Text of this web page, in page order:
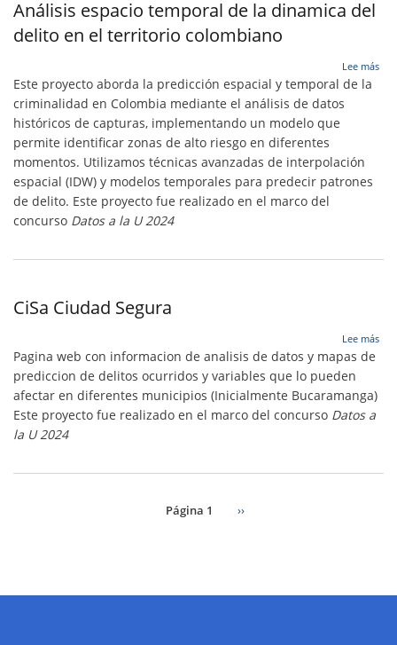
Análisis espacio temporal de la dinamica del
delito en el territorio colombiano
Lee más
Este proyecto aborda la predicción espacial y temporal de la
criminalidad en Colombia mediante el análisis de datos
históricos de capturas, implementando un modelo que
permite identificar zonas de alto riesgo en diferentes
momentos. Utilizamos técnicas avanzadas de interpolación
espacial (IDW) y modelos temporales para predecir patrones
de delito. Este proyecto fue realizado en el marco del
concurso Datos a la U 2024
CiSa Ciudad Segura
Lee más
Pagina web con informacion de analisis de datos y mapas de
prediccion de delitos ocurridos y variables que lo pueden
afectar en diferentes municipios (Inicialmente Bucaramanga)
Este proyecto fue realizado en el marco del concurso Datos a
la U 2024
Página 1
Siguiente
››